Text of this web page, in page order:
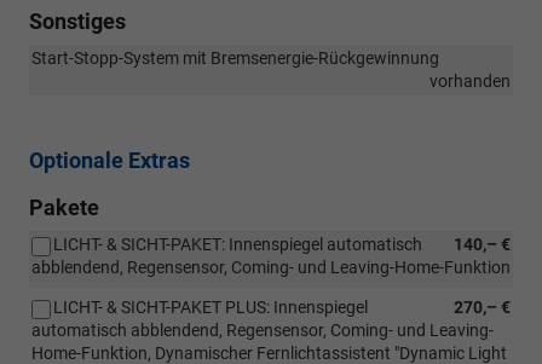
Sonstiges
Start-Stopp-System mit Bremsenergie-Rückgewinnung
vorhanden
Optionale Extras
Pakete
140,– €
LICHT- & SICHT-PAKET: Innenspiegel automatisch
abblendend, Regensensor, Coming- und Leaving-Home-Funktion
270,– €
LICHT- & SICHT-PAKET PLUS: Innenspiegel
automatisch abblendend, Regensensor, Coming- und Leaving-
Home-Funktion, Dynamischer Fernlichtassistent "Dynamic Light